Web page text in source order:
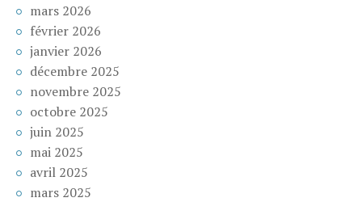
mars 2026
février 2026
janvier 2026
décembre 2025
novembre 2025
octobre 2025
juin 2025
mai 2025
avril 2025
mars 2025